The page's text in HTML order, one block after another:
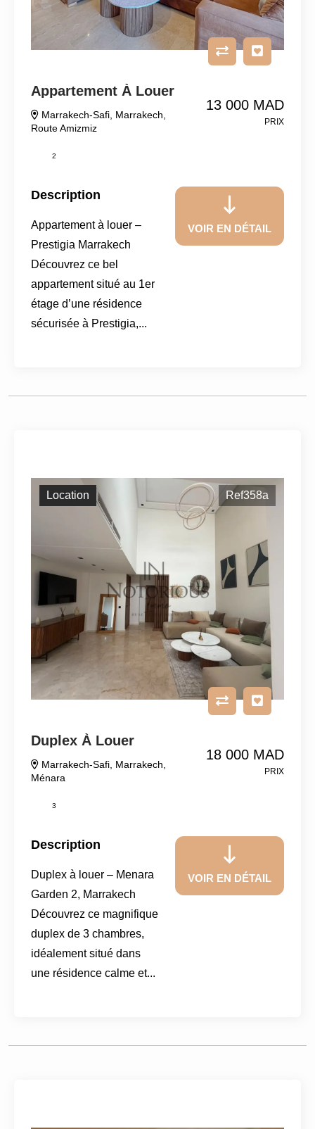
Appartement À Louer
Marrakech-Safi Marrakech
Route Amizmiz
13 000 MAD
PRIX
2
Description
Appartement à louer –
Prestigia Marrakech
Découvrez ce bel
appartement situé au 1er
étage d’une résidence
sécurisée à Prestigia,...
VOIR EN DÉTAIL
Location Ref358a
Duplex À Louer
Marrakech-Safi Marrakech
Ménara
18 000 MAD
PRIX
3
Description
Duplex à louer – Menara
Garden 2, Marrakech
Découvrez ce magnifique
duplex de 3 chambres,
idéalement situé dans
une résidence calme et...
VOIR EN DÉTAIL